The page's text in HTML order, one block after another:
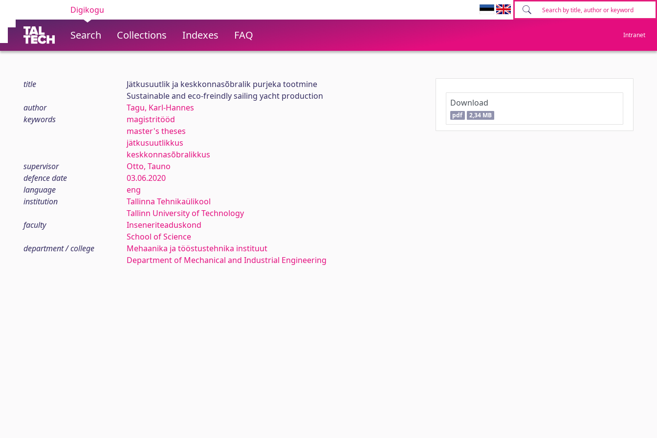
Digikogu
Search Collections Indexes FAQ Intranet
title
Jätkusuutlik ja keskkonnasõbralik purjeka tootmine
Sustainable and eco-freindly sailing yacht production
author
Tagu, Karl-Hannes
keywords
magistritööd
master's theses
jätkusuutlikkus
keskkonnasõbralikkus
supervisor
Otto, Tauno
defence date
03.06.2020
language
eng
institution
Tallinna Tehnikaülikool
Tallinn University of Technology
faculty
Inseneriteaduskond
School of Science
department / college
Mehaanika ja tööstustehnika instituut
Department of Mechanical and Industrial Engineering
Download
pdf 2,34 MB